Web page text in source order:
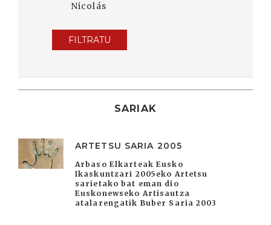
Nicolás
FILTRATU
SARIAK
ARTETSU SARIA 2005
Arbaso Elkarteak Eusko
Ikaskuntzari 2005eko Artetsu
sarietako bat eman dio
Euskonewseko Artisautza
atalarengatik Buber Saria 2003